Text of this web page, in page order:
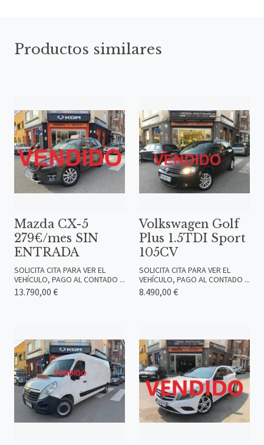
Productos similares
Mazda CX-5
279€/mes SIN
ENTRADA
SOLICITA CITA PARA VER EL
VEHÍCULO, PAGO AL CONTADO ...
13.790,00 €
Volkswagen Golf
Plus 1.5TDI Sport
105CV
SOLICITA CITA PARA VER EL
VEHÍCULO, PAGO AL CONTADO ...
8.490,00 €